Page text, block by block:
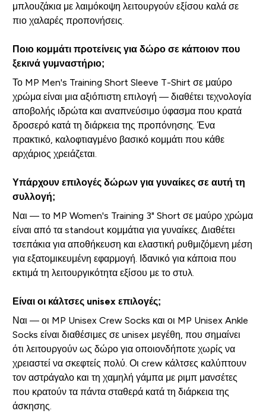
μπλουζάκια με λαιμόκοψη λειτουργούν εξίσου καλά σε
πιο χαλαρές προπονήσεις.
Ποιο κομμάτι προτείνεις για δώρο σε κάποιον που
ξεκινά γυμναστήριο;
Το MP Men's Training Short Sleeve T-Shirt σε μαύρο
χρώμα είναι μια αξιόπιστη επιλογή — διαθέτει τεχνολογία
αποβολής ιδρώτα και αναπνεύσιμο ύφασμα που κρατά
δροσερό κατά τη διάρκεια της προπόνησης. Ένα
πρακτικό, καλοφτιαγμένο βασικό κομμάτι που κάθε
αρχάριος χρειάζεται.
Υπάρχουν επιλογές δώρων για γυναίκες σε αυτή τη
συλλογή;
Ναι — το MP Women's Training 3" Short σε μαύρο χρώμα
είναι από τα standout κομμάτια για γυναίκες. Διαθέτει
τσεπάκια για αποθήκευση και ελαστική ρυθμιζόμενη μέση
για εξατομικευμένη εφαρμογή. Ιδανικό για κάποια που
εκτιμά τη λειτουργικότητα εξίσου με το στυλ.
Είναι οι κάλτσες unisex επιλογές;
Ναι — οι MP Unisex Crew Socks και οι MP Unisex Ankle
Socks είναι διαθέσιμες σε unisex μεγέθη, που σημαίνει
ότι λειτουργούν ως δώρο για οποιονδήποτε χωρίς να
χρειαστεί να σκεφτείς πολύ. Οι crew κάλτσες καλύπτουν
τον αστράγαλο και τη χαμηλή γάμπα με ριμπ μανσέτες
που κρατούν τα πάντα σταθερά κατά τη διάρκεια της
άσκησης.